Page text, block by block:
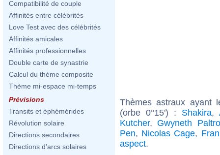
Compatibilité de couple
Affinités entre célébrités
Love Test avec des célébrités
Affinités amicales
Affinités professionnelles
Double carte de synastrie
Calcul du thème composite
Thème mi-espace mi-temps
Prévisions
Transits et éphémérides
Révolution solaire
Directions secondaires
Directions d'arcs solaires
Thèmes astraux ayant
(orbe 0°15') : Shakira,
Kutcher, Gwyneth
Pen, Nicolas Cage,
aspect.